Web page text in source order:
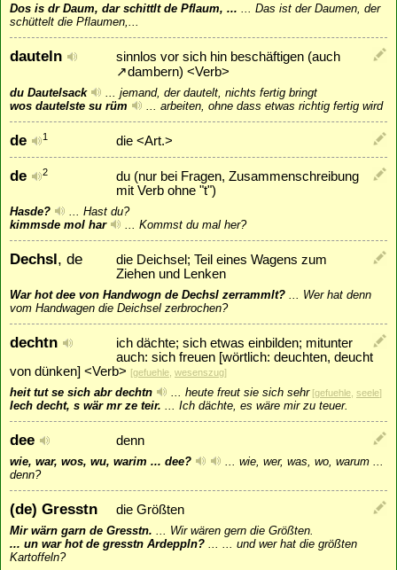
Dos is dr Daum, dar schittlt de Pflaum, ...
Das ist der Daumen, der
schüttelt die Pflaumen,...
dauteln
sinnlos vor sich hin beschäftigen (auch
↗dambern) <Verb>
du Dautelsack
jemand, der dautelt, nichts fertig bringt
wos dautelste su rüm
arbeiten, ohne dass etwas richtig fertig wird
de 1 die <Art.>
de 2
du (nur bei Fragen, Zusammenschreibung
mit Verb ohne "t")
Hasde?
Hast du?
kimmsde mol har
Kommst du mal her?
Dechsl, de
die Deichsel; Teil eines Wagens zum
Ziehen und Lenken
War hot dee von Handwogn de Dechsl zerrammlt?
Wer hat denn
vom Handwagen die Deichsel zerbrochen?
dechtn
ich dächte; sich etwas einbilden; mitunter
auch: sich freuen [wörtlich: deuchten, deucht
von dünken] <Verb> [gefuehle wesenszug]
heit tut se sich abr dechtn heute freut sie sich sehr[gefuehle seele]
Iech decht, s wär mr ze teir. Ich dächte, es wäre mir zu teuer.
dee denn
wie, war, wos, wu, warim ... dee?
wie, wer, was, wo, warum ...
denn?
(de) Gresstn die Größten
Mir wärn garn de Gresstn.
Wir wären gern die Größten.
... un war hot de gresstn Ardeppln?
... und wer hat die größten
Kartoffeln?